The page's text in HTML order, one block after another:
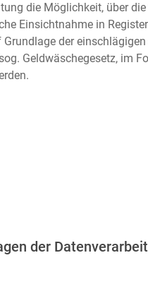
die Möglichkeit, über
Einsichtnahme in
der
Geldwäschegesetz, im
der